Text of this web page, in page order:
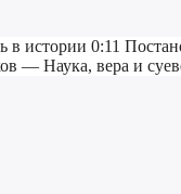
в истории 0:11
— Наука, вера и